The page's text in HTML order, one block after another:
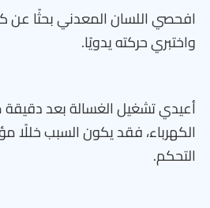
افحصي اللسان المعدني بحثًا عن
واختبري حركته يدويًا.
أعيدي تشغيل الغسالة بعد
الكهرباء، فقد يكون السبب خللًا
التحكم.